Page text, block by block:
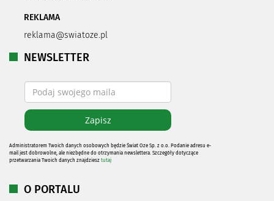
REKLAMA
reklama@swiatoze.pl
NEWSLETTER
Administratorem Twoich danych osobowych będzie Świat Oze Sp. z o.o. Podanie adresu e-
mail jest dobrowolne, ale niezbędne do otrzymania newslettera. Szczegóły dotyczące
przetwarzania Twoich danych znajdziesz tutaj
O PORTALU